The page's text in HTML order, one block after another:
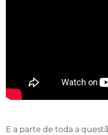
E a parte de toda a